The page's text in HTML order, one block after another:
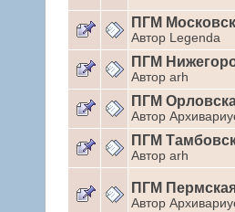
ПГМ
Автор Legenda
ПГМ
Автор arh
ПГМ
Автор
ПГМ
Автор arh
ПГМ
Автор